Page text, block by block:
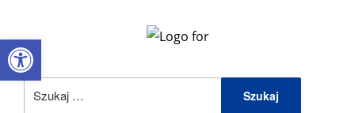
Open toolbar